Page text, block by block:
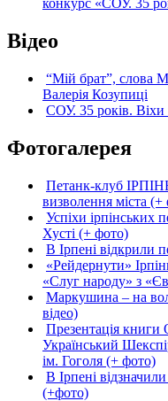
конкурс «СОУ. 35
Відео
“Мій брат”, слова
Валерія Козупиці
СОУ. 35 років. Віхи
Фотогалерея
Петанк-клуб
визволення міста (+
Успіхи ірпінських
Хусті (+ фото)
В Ірпені відкрили
«Рейдернути»
«Слуг народу» з
Маркушина – на
відео)
Презентація книги
Український
ім. Гоголя (+ фото)
В Ірпені
(+фото)